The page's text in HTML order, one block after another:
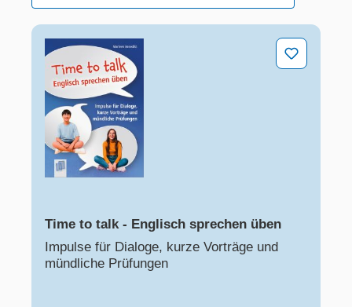
Time to talk - Englisch sprechen üben
Time to talk - Englisch sprechen üben
Impulse für Dialoge, kurze Vorträge und
mündliche Prüfungen